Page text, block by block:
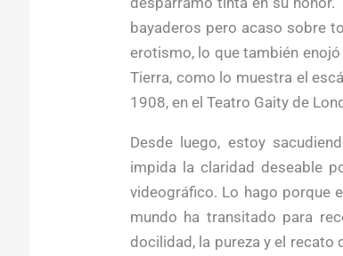
bayaderos pero acaso sobre
erotismo, lo que también
Tierra, como lo muestra el
1908, en el Teatro Gaity de
Desde luego, estoy
impida la claridad deseable
videográfico. Lo hago porque
mundo ha transitado para
docilidad, la pureza y el recato